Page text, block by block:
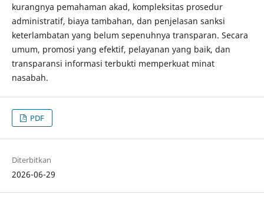
kurangnya pemahaman akad, kompleksitas prosedur
administratif, biaya tambahan, dan penjelasan sanksi
keterlambatan yang belum sepenuhnya transparan. Secara
umum, promosi yang efektif, pelayanan yang baik, dan
transparansi informasi terbukti memperkuat minat
nasabah.
PDF
Diterbitkan
2026-06-29